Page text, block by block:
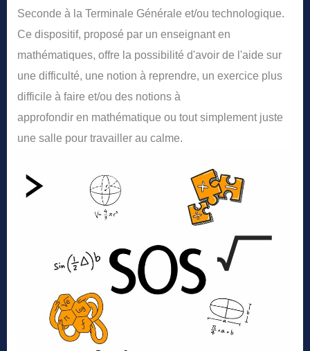
Seconde à la Terminale Générale et/ou technologique.
Ce dispositif, proposé par un enseignant en
mathématiques, offre la possibilité d'avoir de l'aide sur
une difficulté, une notion à reprendre, un exercice plus
difficile à faire et/ou des notions à
approfondir en mathématique ou tout simplement juste
une salle pour travailler au calme.